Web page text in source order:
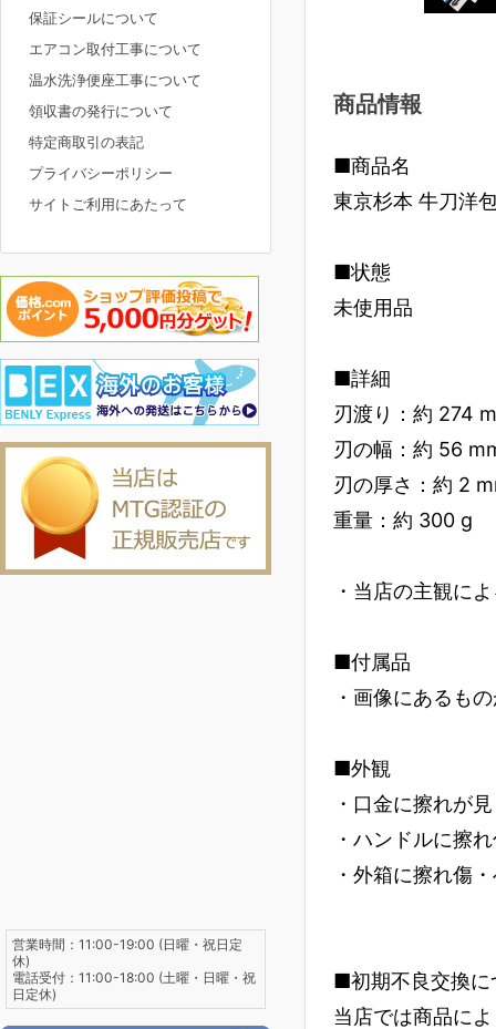
商品情報
■商品名
東京杉本 牛刀洋
■状態
未使用品
■詳細
刃渡り：約 274
刃の幅：約 56
刃の厚さ：約 2
重量：約 300 g
・当店の主観に
■付属品
・画像にあるも
■外観
・口金に擦れが
・ハンドルに擦
・外箱に擦れ傷
■初期不良交換に
当店では商品に
保証シールについて
エアコン取付工事について
温水洗浄便座工事について
領収書の発行について
特定商取引の表記
プライバシーポリシー
サイトご利用にあたって
営業時間：11:00-19:00 (日曜・祝日定
休)
電話受付：11:00-18:00 (土曜・日曜・祝
日定休)